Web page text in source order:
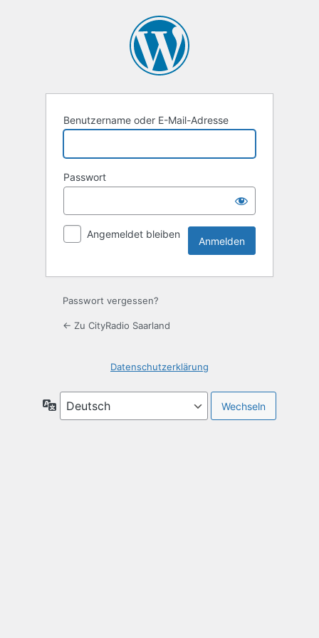
Benutzername oder E-Mail-Adresse
Passwort
Angemeldet bleiben
Passwort vergessen?
← Zu CityRadio Saarland
Datenschutzerklärung
Sprache